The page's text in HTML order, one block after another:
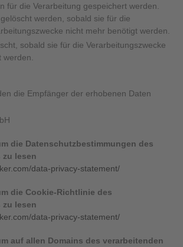
für die Verarbeitung gespeichert werden.
werden, sobald sie für die
nicht mehr benötigt werden.
sobald sie für die Verarbeitungszwecke
die Empfänger der erhobenen Daten
die Datenschutzbestimmungen des
zu lesen
data-privacy-statement/
die Cookie-Richtlinie des
zu lesen
data-privacy-statement/
auf allen Domains des verarbeitenden